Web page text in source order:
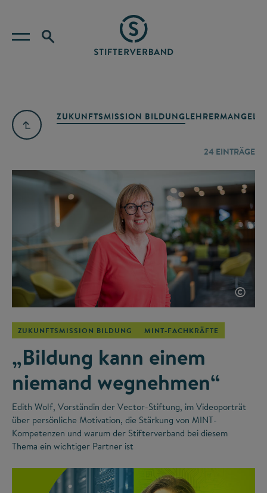
ZUKUNFTSMISSION BILDUNGLEHRERMANGEL
24 EINTRÄGE
©
ZUKUNFTSMISSION BILDUNG MINT-FACHKRÄFTE
„Bildung kann einem
niemand wegnehmen“
Edith Wolf, Vorständin der Vector-Stiftung, im Videoporträt
über persönliche Motivation, die Stärkung von MINT-
Kompetenzen und warum der Stifterverband bei diesem
Thema ein wichtiger Partner ist